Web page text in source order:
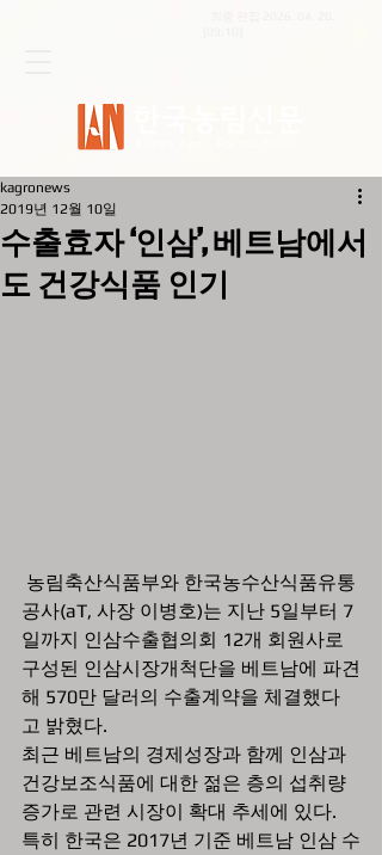
수출효자 ‘인삼’, 베트남에서
도 건강식품 인기
kagronews
2019년 12월 10일
공사(aT, 사장 이병호)는 지난 5일부터 7
일까지 인삼수출협의회 12개 회원사로
구성된 인삼시장개척단을 베트남에 파견
해 570만 달러의 수출계약을 체결했다
고 밝혔다.
최근 베트남의 경제성장과 함께 인삼과
건강보조식품에 대한 젊은 층의 섭취량
증가로 관련 시장이 확대 추세에 있다.
특히 한국은 2017년 기준 베트남 인삼 수